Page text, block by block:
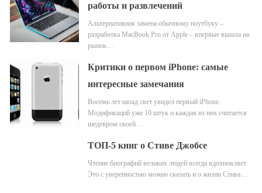
работы и развлечений
Альтернативная замена обычному ноутбуку –
разработка MacBook Pro от Apple – впервые вышла на
рынок…
Критики о первом iPhone: самые
интересные замечания
Восемь лет назад свет увидел первый iPhone.
Модификаций уже 10 штук и каждая из них считается
шедевром своей…
ТОП-5 книг о Стиве Джобсе
Чтение биографий великих людей всегда вдохновляет.
Это с уверенностью можно сказать и о жизни Стива…